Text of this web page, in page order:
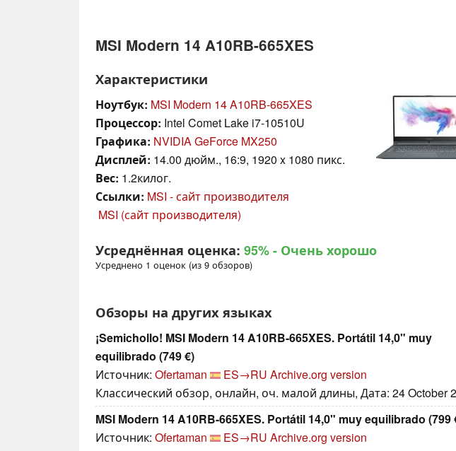
MSI Modern 14 A10RB-665XES
Характеристики
Ноутбук: MSI Modern 14 A10RB-665XES
Процессор: Intel Comet Lake i7-10510U
Графика: NVIDIA GeForce MX250
Дисплей: 14.00 дюйм., 16:9, 1920 x 1080 пикс.
Вес: 1.2килог.
Ссылки: MSI - сайт производителя
MSI (сайт производителя)
Усреднённая оценка: 95%- Очень хорошо
Усреднено 1 оценок (из 9 обзоров)
Обзоры на других языках
¡Semichollo! MSI Modern 14 A10RB-665XES. Portátil 14,0" muy
equilibrado (749 €)
Источник: Ofertaman ES→RU Archive.org version
Классический обзор, онлайн, оч. малой длины, Дата: 24 October
MSI Modern 14 A10RB-665XES. Portátil 14,0" muy equilibrado (799
Источник: Ofertaman ES→RU Archive.org version